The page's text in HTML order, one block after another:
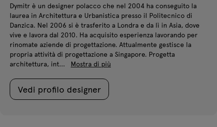
Dymitr è un designer polacco che nel 2004 ha conseguito la
laurea in Architettura e Urbanistica presso il Politecnico di
Danzica. Nel 2006 si è trasferito a Londra e da lì in Asia, dove
vive e lavora dal 2010. Ha acquisito esperienza lavorando per
rinomate aziende di progettazione. Attualmente gestisce la
propria attività di progettazione a Singapore. Progetta
architettura, int...
Mostra di più
Vedi profilo designer